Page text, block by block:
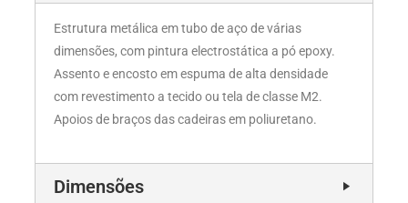
Estrutura metálica em tubo de aço de várias
dimensões, com pintura electrostática a pó epoxy.
Assento e encosto em espuma de alta densidade
com revestimento a tecido ou tela de classe M2.
Apoios de braços das cadeiras em poliuretano.
Dimensões